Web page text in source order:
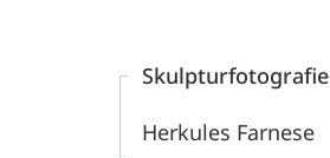
Skulpturfotografie
Herkules Farnese